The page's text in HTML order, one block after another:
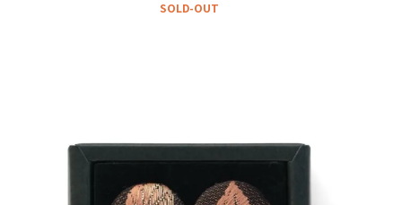
SOLD-OUT